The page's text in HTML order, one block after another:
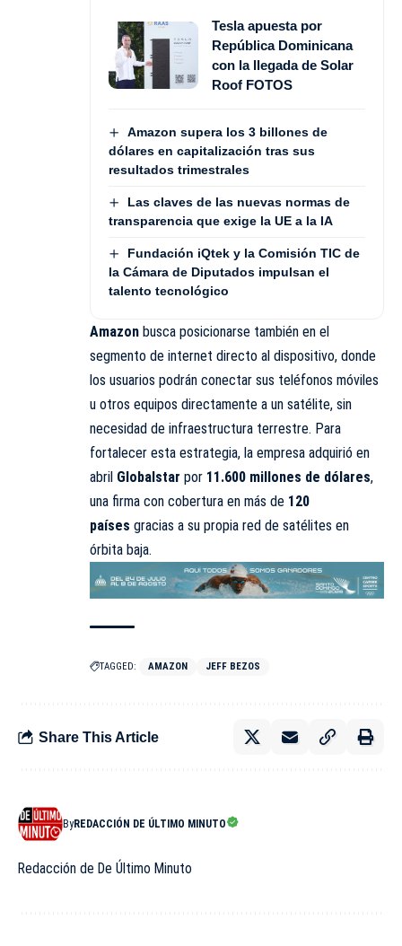
Tesla apuesta por
República Dominicana
con la llegada de Solar
Roof FOTOS
Amazon supera los 3 billones de
dólares en capitalización tras sus
resultados trimestrales
Las claves de las nuevas normas de
transparencia que exige la UE a la IA
Fundación iQtek y la Comisión TIC de
la Cámara de Diputados impulsan el
talento tecnológico
Amazon busca posicionarse también en el
segmento de internet directo al dispositivo, donde
los usuarios podrán conectar sus teléfonos móviles
u otros equipos directamente a un satélite, sin
necesidad de infraestructura terrestre. Para
fortalecer esta estrategia, la empresa adquirió en
abril Globalstar por 11.600 millones de dólares,
una firma con cobertura en más de 120
países gracias a su propia red de satélites en
órbita baja.
TAGGED: AMAZON JEFF BEZOS
Share This Article
ByREDACCIÓN DE ÚLTIMO MINUTO
Redacción de De Último Minuto